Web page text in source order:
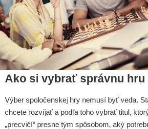
Ako si vybrať správnu
Výber spoločenskej hry nemusí byť veda.
chcete rozvíjať a podľa toho vybrať titul,
„precvičí“ presne tým spôsobom, aký